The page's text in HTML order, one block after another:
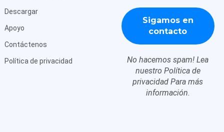
Descargar
Apoyo
Contáctenos
Política de privacidad
No hacemos spam! Lea
nuestro Política de
privacidad Para más
información.